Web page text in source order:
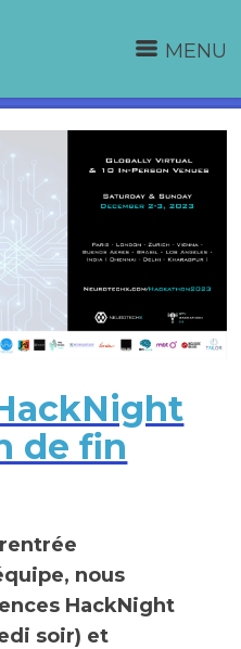
MENU
de fin
nous
HackNight
soir) et